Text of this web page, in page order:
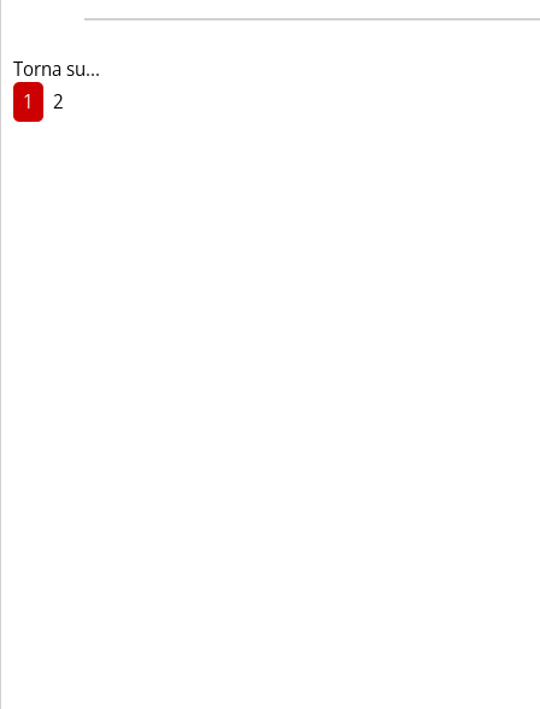
Torna su...
1
2